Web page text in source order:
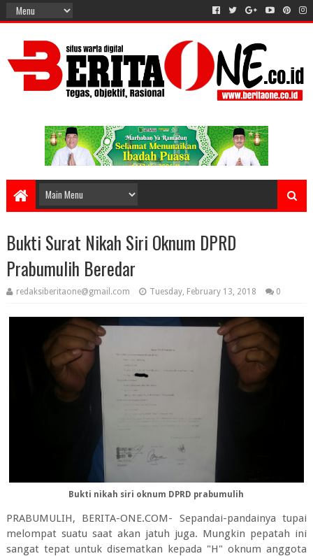
Bukti Surat Nikah Siri Oknum DPRD
Prabumulih Beredar
redaksiberitaone@gmail.com Tuesday, February 13, 2018 0
Bukti nikah siri oknum DPRD prabumulih
PRABUMULIH, BERITA-ONE.COM- Sepandai-pandainya tupai
melompat suatu saat akan jatuh juga. Mungkin pepatah ini
sangat tepat untuk disematkan kepada "H" oknum anggota